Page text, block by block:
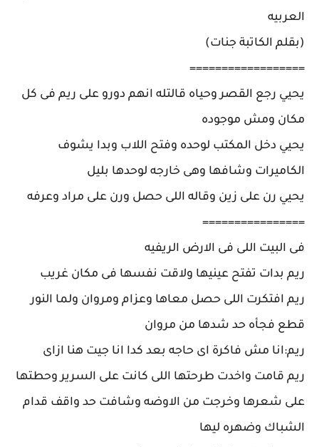
العربيه
(بقلم الكاتبة جنات)
==================
يحيي رجع القصر وحياه قالتله انهم دورو على ريم فى كل
مكان ومش موجوده
يحيي دخل المكتب لوحده وفتح اللاب وبدا يشوف
الكاميرات وشافها وهى خارجه لوحدها بليل
يحيي رن على زين وقاله اللى حصل ورن على مراد وعرفه
================
فى البيت اللى فى الارض الريفيه
ريم بدات تفتح عينيها ولاقت نفسها فى مكان غريب
ريم افتكرت اللى حصل معاها وعزام ومروان ولما النور
قطع فجأه حد شدها من مروان
ريم:انا مش فاكرة اى حاجه بعد كدا انا جيت هنا ازاى
ريم قامت واخدت طرحتها اللى كانت على السرير وحطتها
على شعرها وخرجت من الاوضه وشافت حد واقف قدام
الشباك وضهره ليها